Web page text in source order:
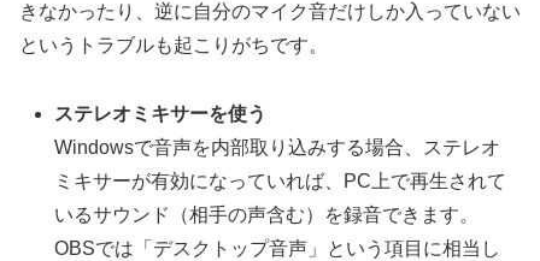
きなかったり、逆に自分のマイク音だけしか入っていない
というトラブルも起こりがちです。
ステレオミキサーを使う
Windowsで音声を内部取り込みする場合、ステレオ
ミキサーが有効になっていれば、PC上で再生されて
いるサウンド（相手の声含む）を録音できます。
OBSでは「デスクトップ音声」という項目に相当し